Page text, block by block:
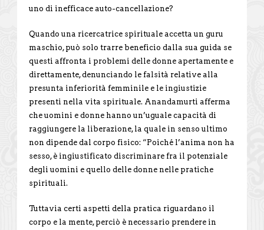
uno di inefficace auto-cancellazione?
Quando una ricercatrice spirituale accetta un guru
maschio, può solo trarre beneficio dalla sua guida se
questi affronta i problemi delle donne apertamente e
direttamente, denunciando le falsità relative alla
presunta inferiorità femminile e le ingiustizie
presenti nella vita spirituale. Anandamurti afferma
che uomini e donne hanno un’uguale capacità di
raggiungere la liberazione, la quale in senso ultimo
non dipende dal corpo fisico: “Poiché l’anima non ha
sesso, è ingiustificato discriminare fra il potenziale
degli uomini e quello delle donne nelle pratiche
spirituali.
Tuttavia certi aspetti della pratica riguardano il
corpo e la mente, perciò è necessario prendere in